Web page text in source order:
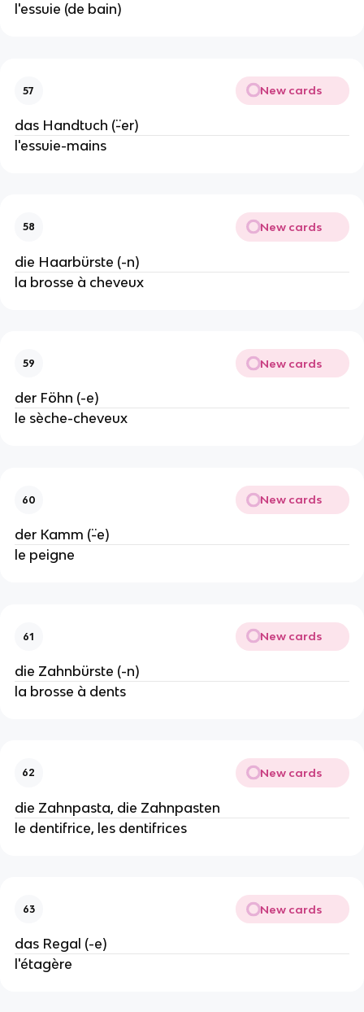
l'essuie (de bain)
57 New cards
das Handtuch (¨-er)
l'essuie-mains
58 New cards
die Haarbürste (-n)
la brosse à cheveux
59 New cards
der Föhn (-e)
le sèche-cheveux
60 New cards
der Kamm (¨-e)
le peigne
61 New cards
die Zahnbürste (-n)
la brosse à dents
62 New cards
die Zahnpasta, die Zahnpasten
le dentifrice, les dentifrices
63 New cards
das Regal (-e)
l'étagère